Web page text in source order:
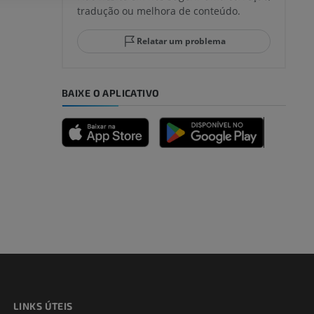
tradução ou melhora de conteúdo.
Relatar um problema
BAIXE O APLICATIVO
LINKS ÚTEIS